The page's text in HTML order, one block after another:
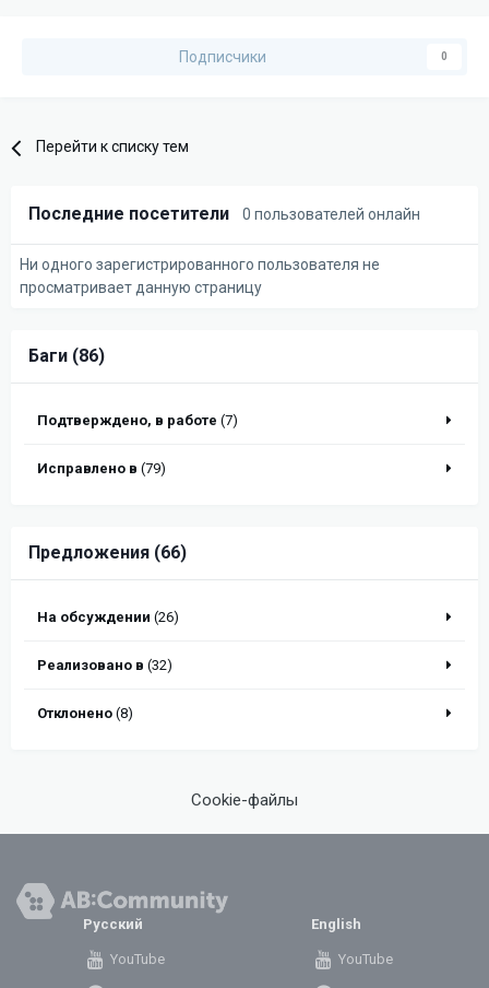
Подписчики 0
Перейти к списку тем
Последние посетители 0 пользователей онлайн
Ни одного зарегистрированного пользователя не
просматривает данную страницу
Баги (86)
Подтверждено, в работе (7)
Исправлено в (79)
Предложения (66)
На обсуждении (26)
Реализовано в (32)
Отклонено (8)
Cookie-файлы
Русский
YouTube
English
YouTube